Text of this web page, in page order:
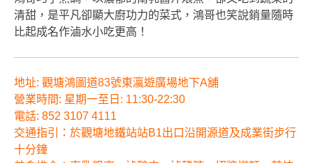
清甜，是平凡卻顯大廚功力的菜式，鴻哥也笑說銷量隨時
比起成名作滷水小吃更高！
地址: 觀塘鴻圖道83號東瀛遊廣場地下A舖
營業時間: 星期一至日: 11:30-22:30
電話: 852 3107 4111
交通指引： 於觀塘地鐵站站B1出口沿開源道及成業街步行
十分鐘